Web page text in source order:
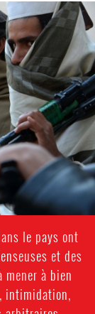
le pays ont
et des
à bien
intimidation,